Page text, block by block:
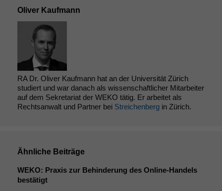
Oliver Kaufmann
RA Dr. Oliver Kaufmann hat an der Universität Zürich
studiert und war danach als wissenschaftlicher Mitarbeiter
auf dem Sekretariat der WEKO tätig. Er arbeitet als
Rechtsanwalt und Partner bei Streichenberg in Zürich.
Ähnliche Beiträge
WEKO: Praxis zur Behinderung des Online-Handels
bestätigt